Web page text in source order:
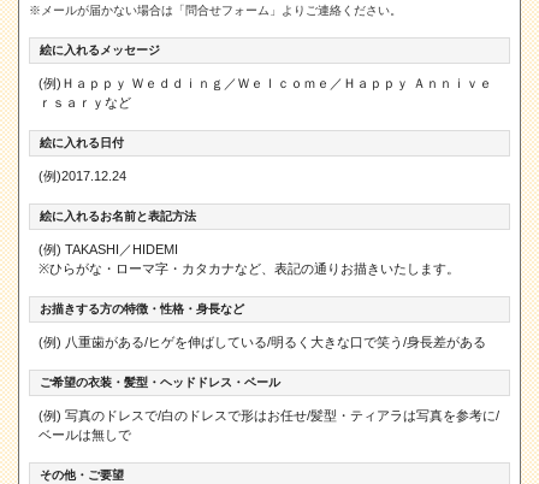
※メールが届かない場合は「問合せフォーム」よりご連絡ください。
絵に入れるメッセージ
(例)Ｈａｐｐｙ Ｗｅｄｄｉｎｇ／Ｗｅｌｃｏｍｅ／Ｈａｐｐｙ Ａｎｎｉｖｅ
ｒｓａｒｙなど
絵に入れる日付
(例)2017.12.24
絵に入れるお名前と表記方法
(例) TAKASHI／HIDEMI
※ひらがな・ローマ字・カタカナなど、表記の通りお描きいたします。
お描きする方の特徴・性格・身長など
(例) 八重歯がある/ヒゲを伸ばしている/明るく大きな口で笑う/身長差がある
ご希望の衣装・髪型・ヘッドドレス・ベール
(例) 写真のドレスで/白のドレスで形はお任せ/髪型・ティアラは写真を参考に/
ベールは無しで
その他・ご要望